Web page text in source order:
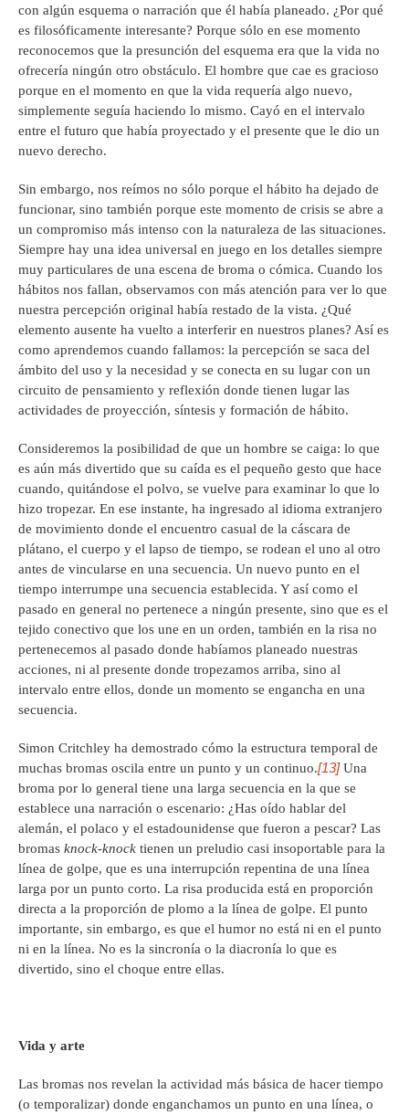
con algún esquema o narración que él había planeado. ¿Por qué
es filosóficamente interesante? Porque sólo en ese momento
reconocemos que la presunción del esquema era que la vida no
ofrecería ningún otro obstáculo. El hombre que cae es gracioso
porque en el momento en que la vida requería algo nuevo,
simplemente seguía haciendo lo mismo. Cayó en el intervalo
entre el futuro que había proyectado y el presente que le dio un
nuevo derecho.
Sin embargo, nos reímos no sólo porque el hábito ha dejado de
funcionar, sino también porque este momento de crisis se abre a
un compromiso más intenso con la naturaleza de las situaciones.
Siempre hay una idea universal en juego en los detalles siempre
muy particulares de una escena de broma o cómica. Cuando los
hábitos nos fallan, observamos con más atención para ver lo que
nuestra percepción original había restado de la vista. ¿Qué
elemento ausente ha vuelto a interferir en nuestros planes? Así es
como aprendemos cuando fallamos: la percepción se saca del
ámbito del uso y la necesidad y se conecta en su lugar con un
circuito de pensamiento y reflexión donde tienen lugar las
actividades de proyección, síntesis y formación de hábito.
Consideremos la posibilidad de que un hombre se caiga: lo que
es aún más divertido que su caída es el pequeño gesto que hace
cuando, quitándose el polvo, se vuelve para examinar lo que lo
hizo tropezar. En ese instante, ha ingresado al idioma extranjero
de movimiento donde el encuentro casual de la cáscara de
plátano, el cuerpo y el lapso de tiempo, se rodean el uno al otro
antes de vincularse en una secuencia. Un nuevo punto en el
tiempo interrumpe una secuencia establecida. Y así como el
pasado en general no pertenece a ningún presente, sino que es el
tejido conectivo que los une en un orden, también en la risa no
pertenecemos al pasado donde habíamos planeado nuestras
acciones, ni al presente donde tropezamos arriba, sino al
intervalo entre ellos, donde un momento se engancha en una
secuencia.
Simon Critchley ha demostrado cómo la estructura temporal de
muchas bromas oscila entre un punto y un continuo.[13]Una
broma por lo general tiene una larga secuencia en la que se
establece una narración o escenario: ¿Has oído hablar del
alemán, el polaco y el estadounidense que fueron a pescar? Las
bromas knock-knock tienen un preludio casi insoportable para la
línea de golpe, que es una interrupción repentina de una línea
larga por un punto corto. La risa producida está en proporción
directa a la proporción de plomo a la línea de golpe. El punto
importante, sin embargo, es que el humor no está ni en el punto
ni en la línea. No es la sincronía o la diacronía lo que es
divertido, sino el choque entre ellas.
Vida y arte
Las bromas nos revelan la actividad más básica de hacer tiempo
(o temporalizar) donde enganchamos un punto en una línea, o